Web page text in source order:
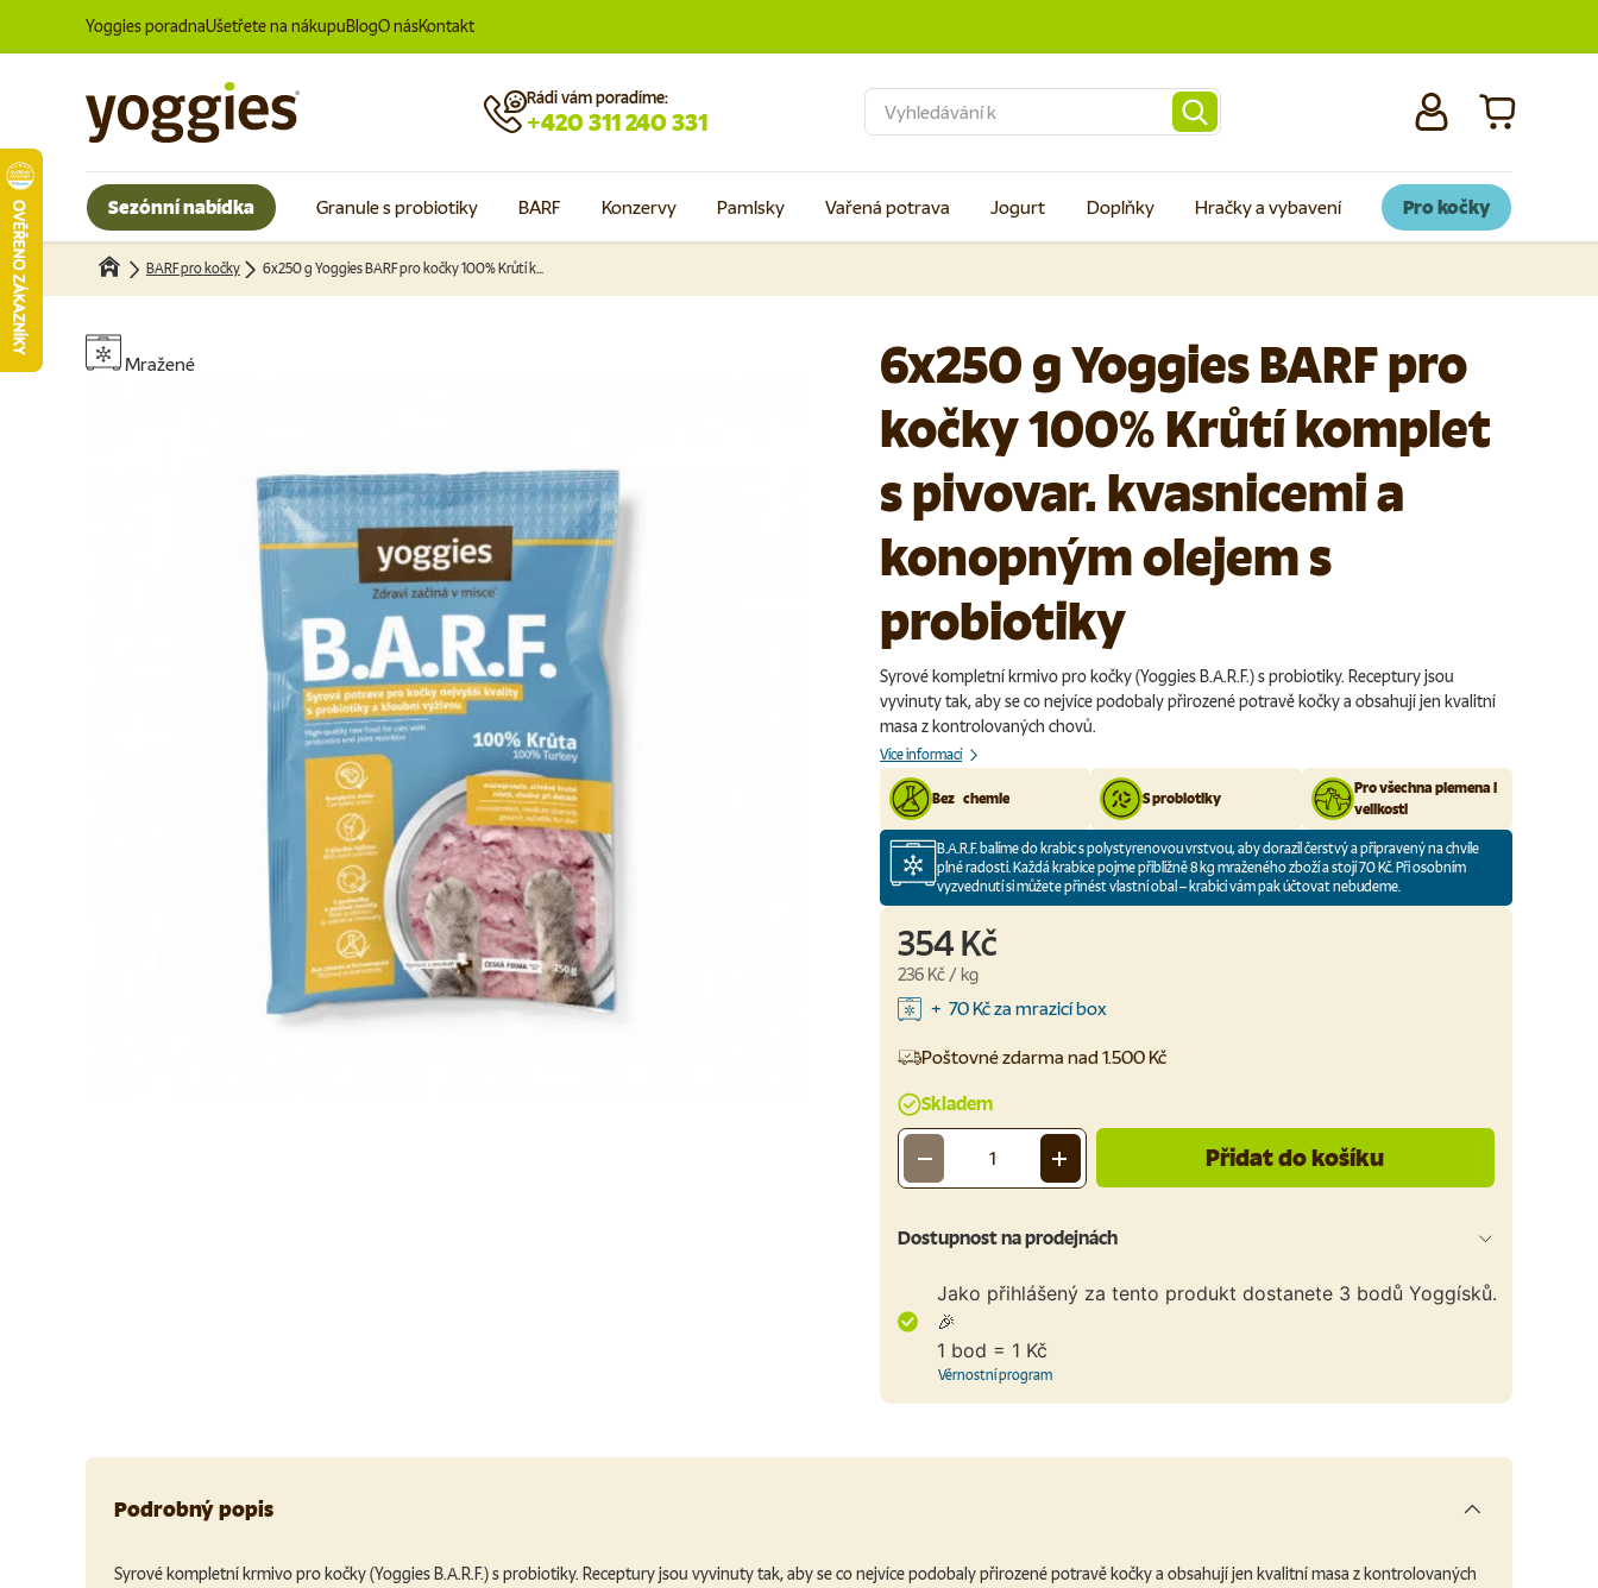
Přeskočit na obsah
Yoggies poradnaUšetřete na nákupuBlogO násKontakt
Rádi vám poradíme:
+420 311 240 331 Přihlásit se
Košík
Sezónní nabídka Granule s probiotiky BARF Konzervy Pamlsky Vařená potrava Jogurt Doplňky Hračky a vybavení Pro kočky
BARF pro kočky 6x250 g Yoggies BARF pro kočky 100% Krůtí komplet s pivovar. kvasnicemi a konopným olejem s probiotiky
Mražené
6x250 g Yoggies BARF pro
kočky 100% Krůtí komplet
s pivovar. kvasnicemi a
konopným olejem s
probiotiky
Syrové kompletní krmivo pro kočky (Yoggies B.A.R.F.) s probiotiky. Receptury jsou
vyvinuty tak, aby se co nejvíce podobaly přirozené potravě kočky a obsahují jen kvalitní
masa z kontrolovaných chovů.
Více informací
Bez chemie S probiotiky
Pro všechna plemena i
velikosti
B.A.R.F. balíme do krabic s polystyrenovou vrstvou, aby dorazil čerstvý a připravený na chvíle
plné radosti. Každá krabice pojme přibližně 8 kg mraženého zboží a stojí 70 Kč. Při osobním
vyzvednutí si můžete přinést vlastní obal – krabici vám pak účtovat nebudeme.
354 Kč
Cena za jednotku
236 Kč/ kg
+ 70 Kč za mrazicí box
Poštovné zdarma nad 1.500 Kč
Skladem
Množství
- + Přidat do košíku
Dostupnost na prodejnách
Jako přihlášený za tento produkt dostanete 3 bodů Yoggísků.
🎉
1 bod = 1 Kč
Věrnostní program
Podrobný popis
Syrové kompletní krmivo pro kočky (Yoggies B.A.R.F.) s probiotiky. Receptury jsou vyvinuty tak, aby se co nejvíce podobaly přirozené potravě kočky a obsahují jen kvalitní masa z kontrolovaných